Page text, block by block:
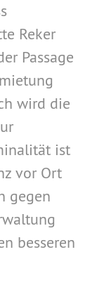
Reker
Passage
wird die
ist
vor Ort
gegen
besseren